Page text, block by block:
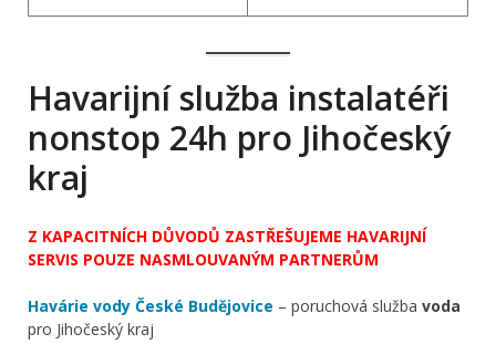
Havarijní služba instalatéři
nonstop 24h pro Jihočeský
kraj
Z KAPACITNÍCH DŮVODŮ ZASTŘEŠUJEME HAVARIJNÍ
SERVIS POUZE NASMLOUVANÝM PARTNERŮM
Havárie vody České Budějovice – poruchová služba voda
pro Jihočeský kraj